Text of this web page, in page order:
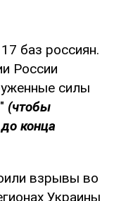
баз россиян.
России
силы
(чтобы
конца
взрывы во
Украины